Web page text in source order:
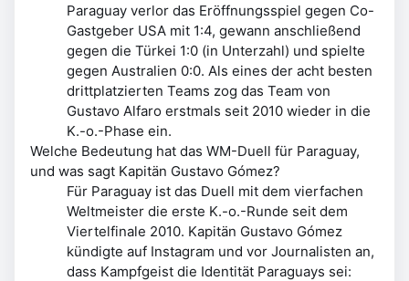
Paraguay verlor das Eröffnungsspiel gegen Co-
Gastgeber USA mit 1:4, gewann anschließend
gegen die Türkei 1:0 (in Unterzahl) und spielte
gegen Australien 0:0. Als eines der acht besten
drittplatzierten Teams zog das Team von
Gustavo Alfaro erstmals seit 2010 wieder in die
K.-o.-Phase ein.
Welche Bedeutung hat das WM-Duell für Paraguay,
und was sagt Kapitän Gustavo Gómez?
Für Paraguay ist das Duell mit dem vierfachen
Weltmeister die erste K.-o.-Runde seit dem
Viertelfinale 2010. Kapitän Gustavo Gómez
kündigte auf Instagram und vor Journalisten an,
dass Kampfgeist die Identität Paraguays sei: